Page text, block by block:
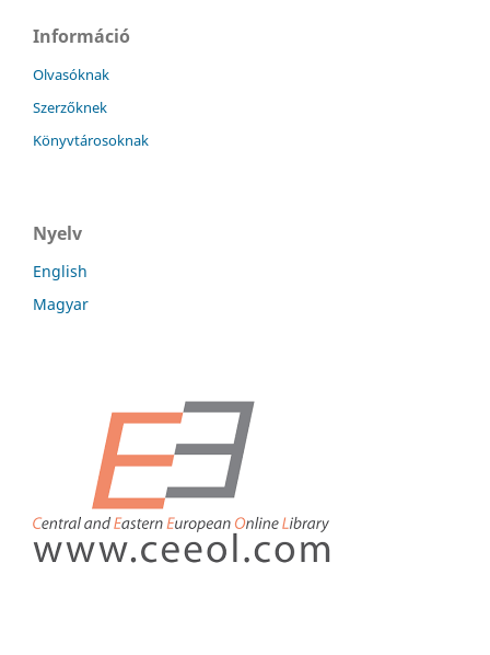
Információ
Olvasóknak
Szerzőknek
Könyvtárosoknak
Nyelv
English
Magyar